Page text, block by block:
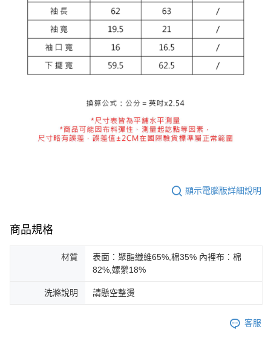
顯示電腦版詳細說明
商品規格
材質
表面：聚酯纖維65%,棉35% 內裡布：棉
82%,嫘縈18%
洗滌說明 請懸空整燙
客服